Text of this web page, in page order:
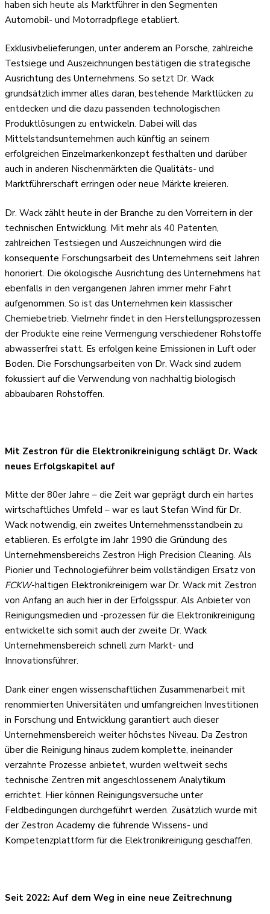
haben sich heute als Marktführer in den Segmenten
Automobil- und Motorradpflege etabliert.
Exklusivbelieferungen, unter anderem an Porsche, zahlreiche
Testsiege und Auszeichnungen bestätigen die strategische
Ausrichtung des Unternehmens. So setzt Dr. Wack
grundsätzlich immer alles daran, bestehende Marktlücken zu
entdecken und die dazu passenden technologischen
Produktlösungen zu entwickeln. Dabei will das
Mittelstandsunternehmen auch künftig an seinem
erfolgreichen Einzelmarkenkonzept festhalten und darüber
auch in anderen Nischenmärkten die Qualitäts- und
Marktführerschaft erringen oder neue Märkte kreieren.
Dr. Wack zählt heute in der Branche zu den Vorreitern in der
technischen Entwicklung. Mit mehr als 40 Patenten,
zahlreichen Testsiegen und Auszeichnungen wird die
konsequente Forschungsarbeit des Unternehmens seit Jahren
honoriert. Die ökologische Ausrichtung des Unternehmens hat
ebenfalls in den vergangenen Jahren immer mehr Fahrt
aufgenommen. So ist das Unternehmen kein klassischer
Chemiebetrieb. Vielmehr findet in den Herstellungsprozessen
der Produkte eine reine Vermengung verschiedener Rohstoffe
abwasserfrei statt. Es erfolgen keine Emissionen in Luft oder
Boden. Die Forschungsarbeiten von Dr. Wack sind zudem
fokussiert auf die Verwendung von nachhaltig biologisch
abbaubaren Rohstoffen.
Mit Zestron für die Elektronikreinigung schlägt Dr. Wack
neues Erfolgskapitel auf
Mitte der 80er Jahre – die Zeit war geprägt durch ein hartes
wirtschaftliches Umfeld – war es laut Stefan Wind für Dr.
Wack notwendig, ein zweites Unternehmensstandbein zu
etablieren. Es erfolgte im Jahr 1990 die Gründung des
Unternehmensbereichs Zestron High Precision Cleaning. Als
Pionier und Technologieführer beim vollständigen Ersatz von
FCKW-haltigen Elektronikreinigern war Dr. Wack mit Zestron
von Anfang an auch hier in der Erfolgsspur. Als Anbieter von
Reinigungsmedien und -prozessen für die Elektronikreinigung
entwickelte sich somit auch der zweite Dr. Wack
Unternehmensbereich schnell zum Markt- und
Innovationsführer.
Dank einer engen wissenschaftlichen Zusammenarbeit mit
renommierten Universitäten und umfangreichen Investitionen
in Forschung und Entwicklung garantiert auch dieser
Unternehmensbereich weiter höchstes Niveau. Da Zestron
über die Reinigung hinaus zudem komplette, ineinander
verzahnte Prozesse anbietet, wurden weltweit sechs
technische Zentren mit angeschlossenem Analytikum
errichtet. Hier können Reinigungsversuche unter
Feldbedingungen durchgeführt werden. Zusätzlich wurde mit
der Zestron Academy die führende Wissens- und
Kompetenzplattform für die Elektronikreinigung geschaffen.
Seit 2022: Auf dem Weg in eine neue Zeitrechnung